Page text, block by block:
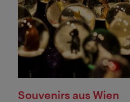
Souvenirs aus Wien